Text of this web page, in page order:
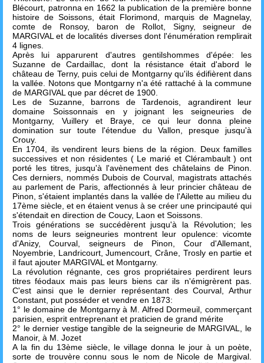
Blécourt, patronna en 1662 la publication de la première bonne
histoire de Soissons, était Florimond, marquis de Magnelay,
comte de Ronsoy, baron de Rollot, Signy, seigneur de
MARGIVAL et de localités diverses dont l'énumération remplirait
4 lignes.
Après lui apparurent d'autres gentilshommes d'épée: les
Suzanne de Cardaillac, dont la résistance était d'abord le
château de Terny, puis celui de Montgarny qu'ils édifièrent dans
la vallée. Notons que Montgarny n'a été rattaché à la commune
de MARGIVAL que par décret de 1900.
Les de Suzanne, barrons de Tardenois, agrandirent leur
domaine Soissonnais en y joignant les seigneuries de
Montgarny, Vuillery et Braye, ce qui leur donna pleine
domination sur toute l'étendue du Vallon, presque jusqu'à
Crouy.
En 1704, ils vendirent leurs biens de la région. Deux familles
successives et non résidentes ( Le marié et Clérambault ) ont
porté les titres, jusqu'à l'avènement des châtelains de Pinon.
Ces derniers, nommés Dubois de Courval, magistrats attachés
au parlement de Paris, affectionnés à leur princier château de
Pinon, s'étaient implantés dans la vallée de l'Ailette au milieu du
17ème siècle, et en étaient venus à se créer une principauté qui
s'étendait en direction de Coucy, Laon et Soissons.
Trois générations se succédèrent jusqu'à la Révolution; les
noms de leurs seigneuries montrent leur opulence: vicomte
d'Anizy, Courval, seigneurs de Pinon, Cour d'Allemant,
Noyembrie, Landricourt, Jumencourt, Crâne, Trosly en partie et
il faut ajouter MARGIVAL et Montgarny.
La révolution régnante, ces gros propriétaires perdirent leurs
titres féodaux mais pas leurs biens car ils n'émigrèrent pas.
C'est ainsi que le dernier représentant des Courval, Arthur
Constant, put posséder et vendre en 1873:
1° le domaine de Montgarny à M. Alfred Dormeuil, commerçant
parisien, esprit entreprenant et praticien de grand mérite
2° le dernier vestige tangible de la seigneurie de MARGIVAL, le
Manoir, à M. Jozet
A la fin du 13ème siècle, le village donna le jour à un poète,
sorte de trouvère connu sous le nom de Nicole de Margival.